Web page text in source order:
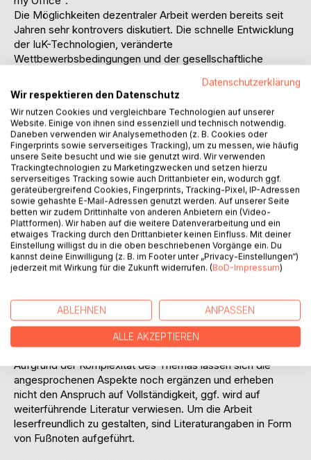
Die Möglichkeiten dezentraler Arbeit werden bereits seit
Jahren sehr kontrovers diskutiert. Die schnelle Entwicklung
der IuK-Technologien, veränderte
Wettbewerbsbedingungen und der gesellschaftliche
Organisationsform Telearbeit neue Wellen schlagen. Die
einen sehen diese Möglichkeit als neue Chance, andere als
risikoreiches Unterfangen. Die vorliegende Arbeit soll
hinsichtlich dieser Fragestellung eine Diskussionsgrundlage
schaffen.
Gang der Untersuchung:
Um für die Bewertung ein Basis zu haben, erfolgen im
ersten Teil neben einem Rückblick eine Definition der
Telearbeit und eine Vorstellung des Konzepts bzw. der
Rahmenbedingungen der Telearbeit. Der Teil schließt mit
einem empirischen Kapitel über ihre derzeitigen
Verbreitung und künftige Potentiale ab. Inhalte des zweiten
Teils sind die Motive für Telearbeit sowie die Auswirkungen
Prognose der Chancen von Telearbeit bezüglich ihrer
zukünftigen Entwicklung und eine abschließende
Bewertung sind Gegenstand des dritten Teils. Der
detaillierte Gang der Arbeit ergibt sich aus der Gliederung.
Aufgrund der Komplexität des Themas lassen sich die
angesprochenen Aspekte noch ergänzen und erheben
nicht den Anspruch auf Vollständigkeit, ggf. wird auf
weiterführende Literatur verwiesen. Um die Arbeit
leserfreundlich zu gestalten, sind Literaturangaben in Form
von Fußnoten aufgeführt.
Datenschutzerklärung
Wir respektieren den Datenschutz
Wir nutzen Cookies und vergleichbare Technologien auf unserer
Website. Einige von ihnen sind essenziell und technisch notwendig.
Daneben verwenden wir Analysemethoden (z. B. Cookies oder
Fingerprints sowie serverseitiges Tracking), um zu messen, wie häufig
unsere Seite besucht und wie sie genutzt wird. Wir verwenden
Trackingtechnologien zu Marketingzwecken und setzen hierzu
serverseitiges Tracking sowie auch Drittanbieter ein, wodurch ggf.
geräteübergreifend Cookies, Fingerprints, Tracking-Pixel, IP-Adressen
sowie gehashte E-Mail-Adressen genutzt werden. Auf unserer Seite
betten wir zudem Drittinhalte von anderen Anbietern ein (Video-
Plattformen). Wir haben auf die weitere Datenverarbeitung und ein
etwaiges Tracking durch den Drittanbieter keinen Einfluss. Mit deiner
Einstellung willigst du in die oben beschriebenen Vorgänge ein. Du
kannst deine Einwilligung (z. B. im Footer unter „Privacy-Einstellungen“)
jederzeit mit Wirkung für die Zukunft widerrufen. (BoD-Impressum)
ABLEHNEN ANPASSEN
ALLE AKZEPTIEREN